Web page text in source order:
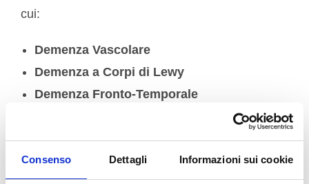
Consenso Dettagli Informazioni sui cookie
cui:
Demenza Vascolare
Demenza a Corpi di Lewy
Demenza Fronto-Temporale
Deterioramento Cognitivo Associato a
Malattia di Parkinson e Parkinsonismi